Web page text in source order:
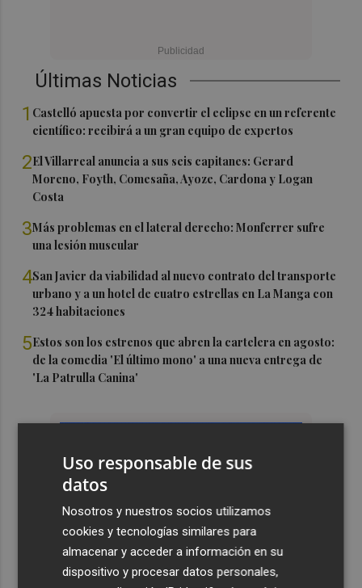
Últimas Noticias
1 Castelló apuesta por convertir el eclipse en un referente
científico: recibirá a un gran equipo de expertos
2El Villarreal anuncia a sus seis capitanes: Gerard
Moreno, Foyth, Comesaña, Ayoze, Cardona y Logan
Costa
3Más problemas en el lateral derecho: Monferrer sufre
una lesión muscular
4San Javier da viabilidad al nuevo contrato del transporte
urbano y a un hotel de cuatro estrellas en La Manga con
324 habitaciones
5Estos son los estrenos que abren la cartelera en agosto:
de la comedia 'El último mono' a una nueva entrega de
'La Patrulla Canina'
Uso responsable de sus
datos
Nosotros y nuestros socios utilizamos
cookies y tecnologías similares para
almacenar y acceder a información en su
dispositivo y procesar datos personales,